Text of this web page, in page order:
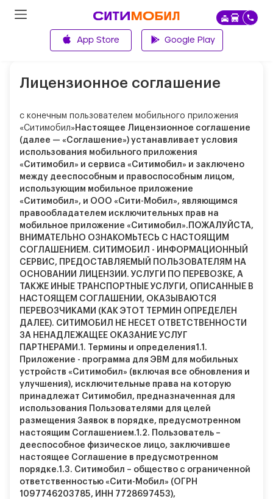
App Store Google Play
Лицензионное соглашение
с конечным пользователем мобильного приложения
«Ситимобил» Настоящее Лицензионное соглашение
(далее — «Соглашение») устанавливает условия
использования мобильного приложения
«Ситимобил» и сервиса «Ситимобил» и заключено
между дееспособным и правоспособным лицом,
использующим мобильное приложение
«Ситимобил», и ООО «Сити-Мобил», являющимся
правообладателем исключительных прав на
мобильное приложение «Ситимобил». ПОЖАЛУЙСТА,
ВНИМАТЕЛЬНО ОЗНАКОМЬТЕСЬ С НАСТОЯЩИМ
СОГЛАШЕНИЕМ. СИТИМОБИЛ - ИНФОРМАЦИОННЫЙ
СЕРВИС, ПРЕДОСТАВЛЯЕМЫЙ ПОЛЬЗОВАТЕЛЯМ НА
ОСНОВАНИИ ЛИЦЕНЗИИ. УСЛУГИ ПО ПЕРЕВОЗКЕ, А
ТАКЖЕ ИНЫЕ ТРАНСПОРТНЫЕ УСЛУГИ, ОПИСАННЫЕ В
НАСТОЯЩЕМ СОГЛАШЕНИИ, ОКАЗЫВАЮТСЯ
ПЕРЕВОЗЧИКАМИ (КАК ЭТОТ ТЕРМИН ОПРЕДЕЛЕН
ДАЛЕЕ). СИТИМОБИЛ НЕ НЕСЕТ ОТВЕТСТВЕННОСТИ
ЗА НЕНАДЛЕЖАЩЕЕ ОКАЗАНИЕ УСЛУГ
ПАРТНЕРАМИ.1. Термины и определения1.1.
Приложение - программа для ЭВМ для мобильных
устройств «Ситимобил» (включая все обновления и
улучшения), исключительные права на которую
принадлежат Ситимобил, предназначенная для
использования Пользователями для целей
размещения Заявок в порядке, предусмотренном
настоящим Соглашением.1.2. Пользователь –
дееспособное физическое лицо, заключившее
настоящее Соглашение в предусмотренном
порядке.1.3. Ситимобил – общество с ограниченной
ответственностью «Сити-Мобил» (ОГРН
1097746203785, ИНН 7728697453),